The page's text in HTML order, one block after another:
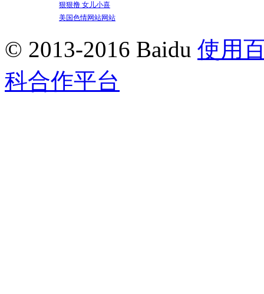
狠狠撸 女儿小喜
美国色情网站网站
© 2013-2016 Baidu 使用
科合作平台